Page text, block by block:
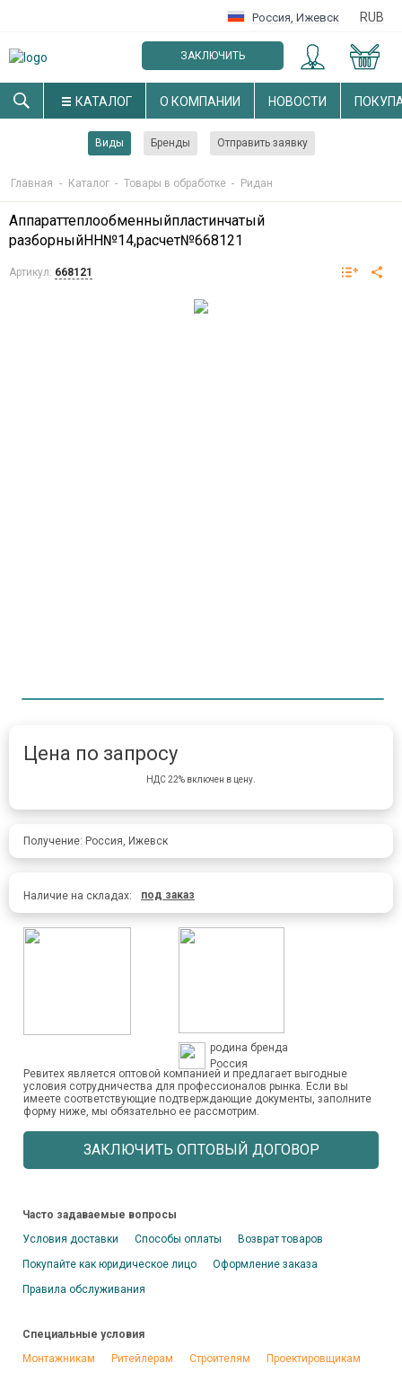
Россия, Ижевск RUB
ЗАКЛЮЧИТЬ
ОПТОВЫЙ ДОГОВОР
КАТАЛОГ О КОМПАНИИ НОВОСТИ
Виды Бренды Отправить заявку
Главная - Каталог - Товары в обработке - Ридан
Аппараттеплообменныйпластинчатый
разборныйНН№14,расчет№668121
Артикул: 668121
Цена по запросу
НДС 22% включен в цену.
Получение: Россия, Ижевск
Наличие на складах: под заказ
родина бренда
Россия
Ревитех является оптовой компанией и предлагает выгодные
условия сотрудничества для профессионалов рынка. Если вы
имеете соответствующие подтверждающие документы, заполните
форму ниже, мы обязательно ее рассмотрим.
ЗАКЛЮЧИТЬ ОПТОВЫЙ ДОГОВОР
Часто задаваемые вопросы
Условия доставки
Способы оплаты
Возврат товаров
Покупайте как юридическое лицо
Оформление заказа
Правила обслуживания
Специальные условия
Монтажникам
Ритейлерам Строителям Проектировщикам